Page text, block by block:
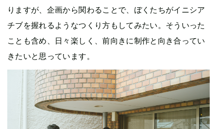
りますが、企画から関わることで、ぼくたちがイニシア
チブを握れるようなつくり方もしてみたい。そういった
ことも含め、日々楽しく、前向きに制作と向き合ってい
きたいと思っています。